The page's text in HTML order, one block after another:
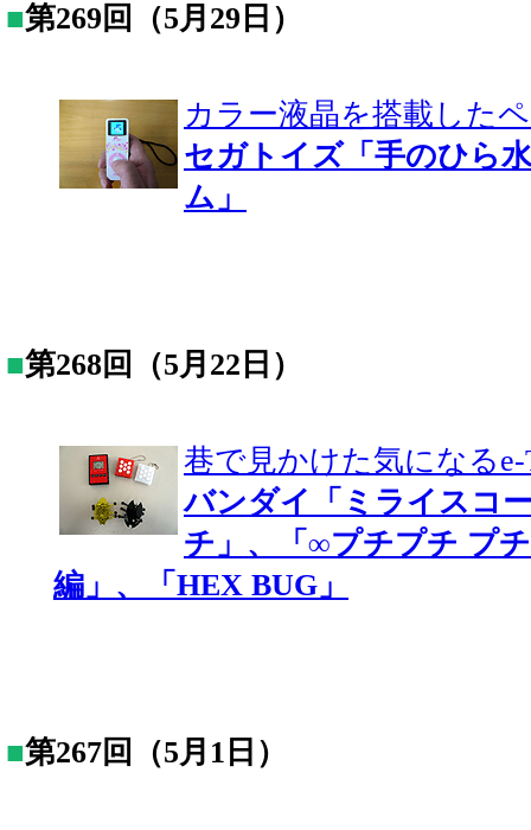
■第269回（5月29日）
カラー液晶を搭載した
セガトイズ「手のひら
ム」
■第268回（5月22日）
巷で見かけた気になるe-
バンダイ「ミライスコ
チ」、「∞プチプチ プ
編」、「HEX BUG」
■第267回（5月1日）